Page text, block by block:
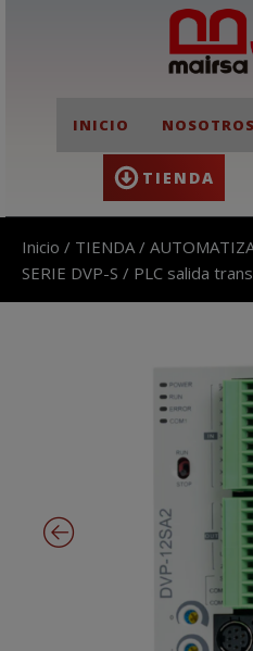
INICIO NOSOTROS
TIENDA
Inicio / TIENDA /
SERIE DVP-S / PLC salida